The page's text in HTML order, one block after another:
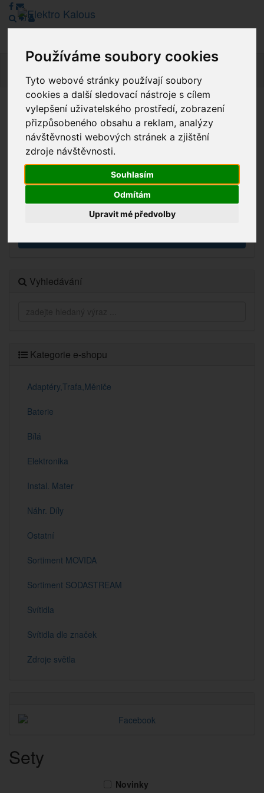
Používáme soubory cookies
Tyto webové stránky používají soubory
cookies a další sledovací nástroje s cílem
vylepšení uživatelského prostředí, zobrazení
přizpůsobeného obsahu a reklam, analýzy
návštěvnosti webových stránek a zjištění
zdroje návštěvnosti.
Souhlasím
Odmítám
Upravit mé předvolby
Vážení zákazníci, v tuto chvíli je Náš internetový obchod v
režimu Katalogu. Objednávky on-line nyní nelze vyřídit.
Děkujeme za pochopení.
Výprodej
Vyhledávání
Kategorie e-shopu
Adaptéry,Trafa,Měniče
Baterie
Bílá
Elektronika
Instal. Mater
Náhr. Díly
Ostatní
Sortiment MOVIDA
Sortiment SODASTREAM
Svítidla
Svítidla dle značek
Zdroje světla
Sety
Novinky